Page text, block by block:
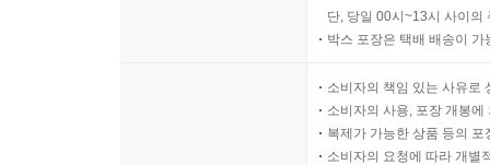
단, 당일 00시~13시 사이의
박스 포장은 택배 배송이
소비자의 책임 있는 사유로
소비자의 사용, 포장 개봉
복제가 가능한 상품 등의
소비자의 요청에 따라 개별